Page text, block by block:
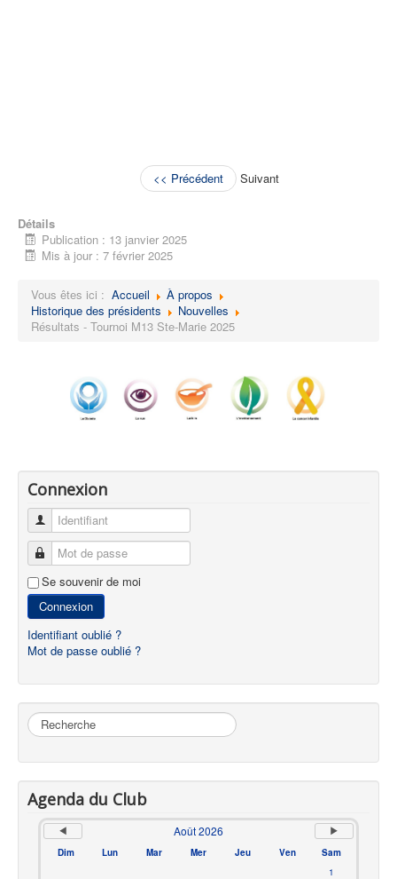
<< Précédent Suivant
Détails
Publication : 13 janvier 2025
Mis à jour : 7 février 2025
Vous êtes ici : Accueil
À propos
Historique des présidents
Nouvelles
Résultats - Tournoi M13 Ste-Marie 2025
Connexion
Identifiant
Mot de passe
Se souvenir de moi
Connexion
Identifiant oublié ?
Mot de passe oublié ?
Rechercher
Agenda du Club
Août 2026
Dim Lun Mar Mer Jeu Ven
Sam
1